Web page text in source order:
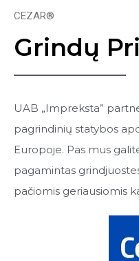
CEZAR®
Grindų
UAB „Impreksta”
pagrindinių statybos
Europoje. Pas mus
pagamintas
pačiomis geriausiomis